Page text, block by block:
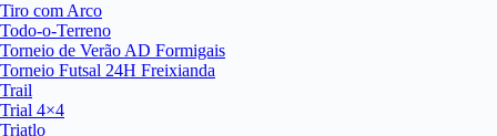
Tiro com Arco
Todo-o-Terreno
Torneio de Verão AD Formigais
Torneio Futsal 24H Freixianda
Trail
Trial 4×4
Triatlo